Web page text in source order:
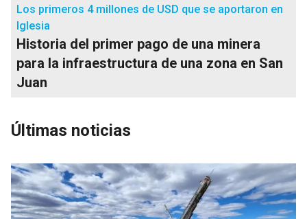
Los primeros 4 millones de USD que se aportaron en
Iglesia
Historia del primer pago de una minera
para la infraestructura de una zona en San
Juan
Últimas noticias